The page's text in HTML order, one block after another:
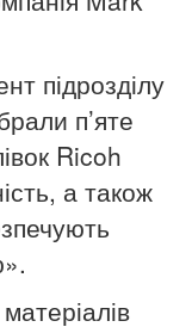
підрозділу
п’яте
Ricoh
а також